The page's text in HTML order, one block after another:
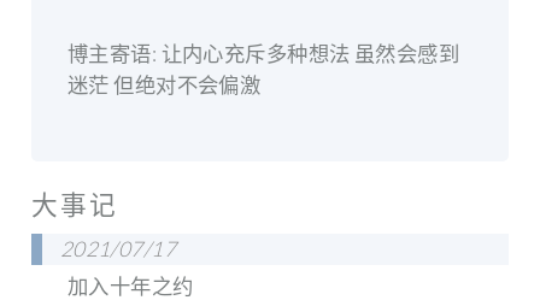
博主寄语: 让内心充斥多种想法 虽然会感到
迷茫 但绝对不会偏激
大事记
2021/07/17
加入十年之约